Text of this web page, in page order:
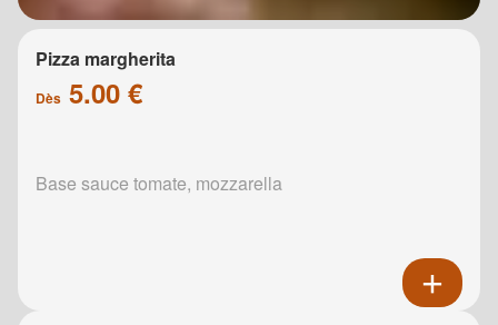
Pizza margherita
Dès 5.00 €
Base sauce tomate, mozzarella